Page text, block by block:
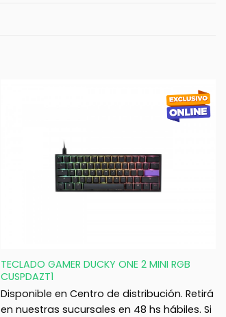
TECLADO GAMER DUCKY ONE 2 MINI RGB
CUSPDAZT1
Disponible en Centro de distribución. Retirá
en nuestras sucursales en 48 hs hábiles. Si